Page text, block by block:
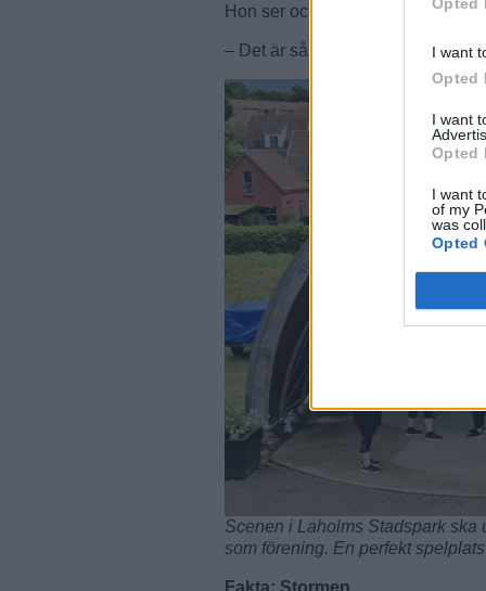
I want
Opted
I want
Opted
I want
of my
was
Opted
Hon ser också ett värde i att den
– Det är så fint att det får hända
Scenen i Laholms Stadspark ska
som förening. En perfekt
Fakta: Stormen